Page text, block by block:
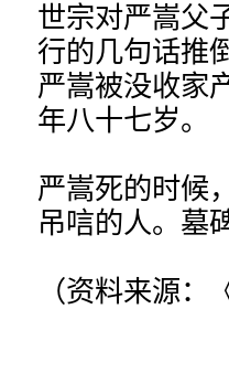
世宗对严嵩父
行的几句话推
严嵩被没收家
年八十七岁。
严嵩死的时候
吊唁的人。墓
（资料来源：